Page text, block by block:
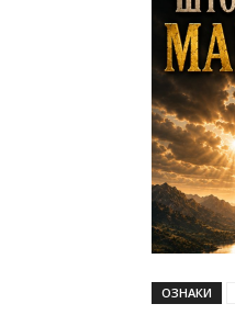
ОЗНАКИ